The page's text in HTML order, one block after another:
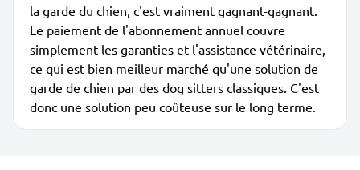
la garde du chien, c'est vraiment gagnant-gagnant.
Le paiement de l'abonnement annuel couvre
simplement les garanties et l'assistance vétérinaire,
ce qui est bien meilleur marché qu'une solution de
garde de chien par des dog sitters classiques. C'est
donc une solution peu coûteuse sur le long terme.